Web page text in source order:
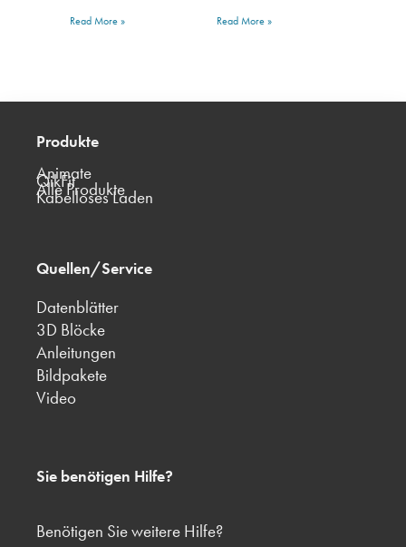
Read More » Read More »
Produkte
Animate
QikFit
Alle Produkte
Kabelloses Laden
Quellen/Service
Datenblätter
3D Blöcke
Anleitungen
Bildpakete
Video
Sie benötigen Hilfe?
Benötigen Sie weitere Hilfe?